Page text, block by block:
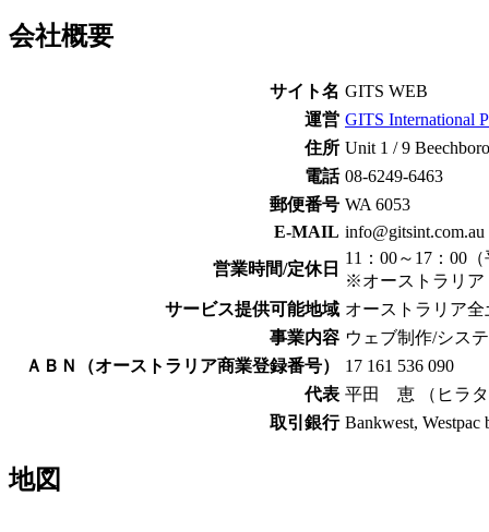
会社概要
サイト名 GITS WEB
運営 GITS International
住所 Unit 1 / 9
電話 08-6249-6463
郵便番号 WA 6053
E-MAIL info@gitsint.com.au
営業時間/定休日
11：00～17：00
※オーストラリ
サービス提供可能地域 オーストラリア全
事業内容 ウェブ制作/シス
ＡＢＮ（オーストラリア商業登録番号）
17 161 536 090
代表 平田 恵 （ヒラ
取引銀行 Bankwest, Westpac
地図